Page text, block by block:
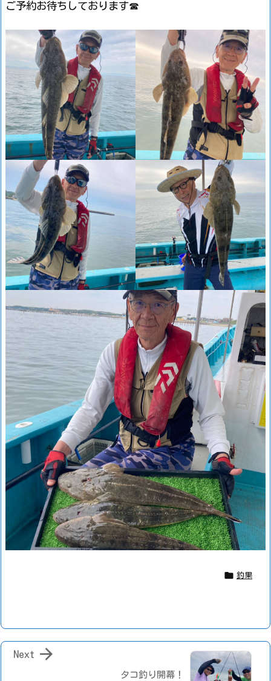
ご予約お待ちしております☎
 釣果
タコ釣り開幕！

Next